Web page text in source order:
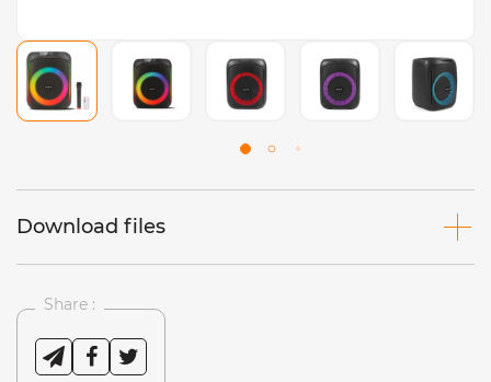
Download files
Share :